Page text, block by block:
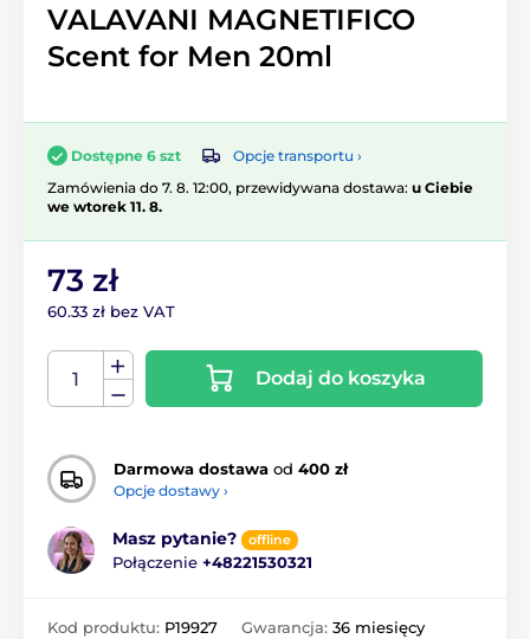
VALAVANI MAGNETIFICO
Scent for Men 20ml
Dostępne 6 szt
Opcje transportu ›
Zamówienia do 7. 8. 12:00, przewidywana dostawa: u Ciebie
we wtorek 11. 8.
73 zł
60.33 zł bez VAT
Dodaj do koszyka
Darmowa dostawa od 400 zł
Opcje dostawy ›
Masz pytanie? offline
Połączenie +48221530321
Kod produktu: P19927 Gwarancja: 36 miesięcy